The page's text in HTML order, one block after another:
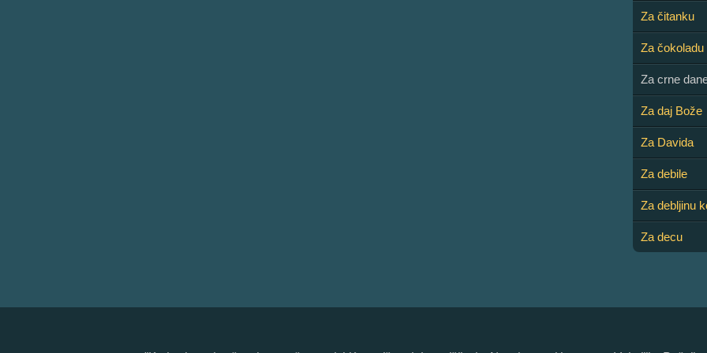
Za čitanku
Za čokoladu
Za crne
Za daj Bože
Za Davida
Za debile
Za debljinu
Za decu